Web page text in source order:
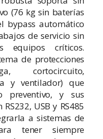
(76 kg sin baterías
bypass automático
de servicio sin
equipos críticos.
de protecciones
cortocircuito,
y ventilador) que
preventivo, y sus
USB y RS485
a sistemas de
tener siempre